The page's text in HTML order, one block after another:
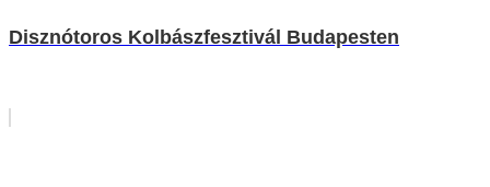
Disznótoros Kolbászfesztivál Budapesten